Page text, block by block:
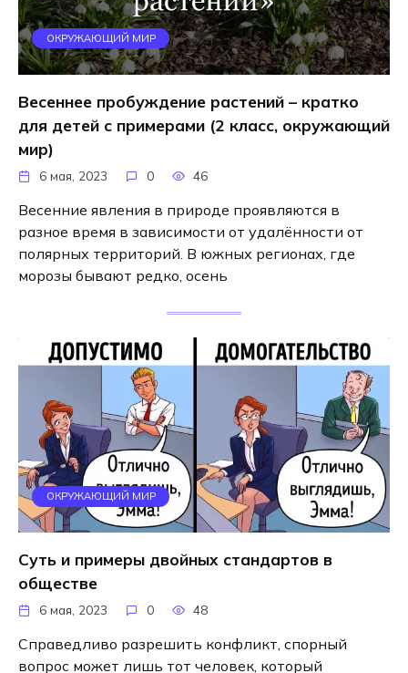
ОКРУЖАЮЩИЙ МИР
Весеннее пробуждение растений – кратко
для детей с примерами (2 класс, окружающий
мир)
6 мая, 2023 0 46
Весенние явления в природе проявляются в
разное время в зависимости от удалённости от
полярных территорий. В южных регионах, где
морозы бывают редко, осень
ОКРУЖАЮЩИЙ МИР
Суть и примеры двойных стандартов в
обществе
6 мая, 2023 0 48
Справедливо разрешить конфликт, спорный
вопрос может лишь тот человек, который